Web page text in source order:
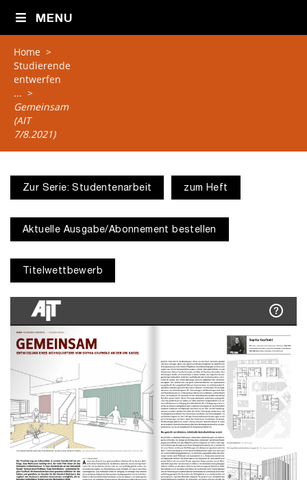
MENU
Home >
Studierende
entwerfen
... >
Gemeinsam
(AIT
7/8.2021)
Zur Serie: Studentenarbeit zum Heft
Aktuelle Ausgabe/Abonnement bestellen
Titelwettbewerb